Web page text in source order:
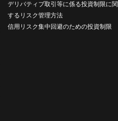
デリバティブ取引等に係る投資制限に関
するリスク管理方法
信用リスク集中回避のための投資制限